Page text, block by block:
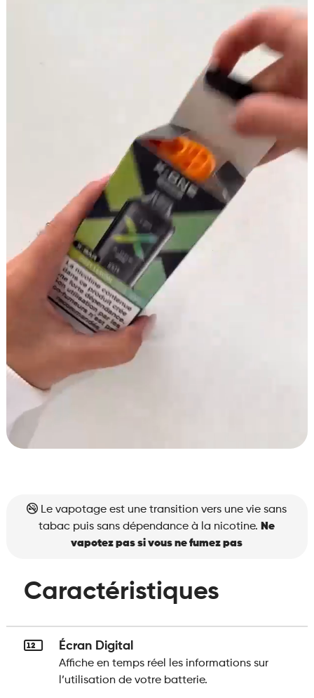
Le vapotage est une transition vers une vie sans
tabac puis sans dépendance à la nicotine. Ne
vapotez pas si vous ne fumez pas
Caractéristiques
Écran Digital
Affiche en temps réel les informations sur
l’utilisation de votre batterie.